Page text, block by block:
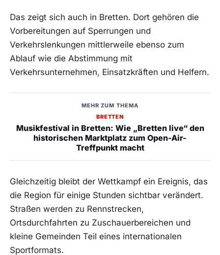
Das zeigt sich auch in Bretten. Dort gehören die
Vorbereitungen auf Sperrungen und
Verkehrslenkungen mittlerweile ebenso zum
Ablauf wie die Abstimmung mit
Verkehrsunternehmen, Einsatzkräften und Helfern.
MEHR ZUM THEMA
BRETTEN
Musikfestival in Bretten: Wie „Bretten live“ den
historischen Marktplatz zum Open-Air-
Treffpunkt macht
Gleichzeitig bleibt der Wettkampf ein Ereignis, das
die Region für einige Stunden sichtbar verändert.
Straßen werden zu Rennstrecken,
Ortsdurchfahrten zu Zuschauerbereichen und
kleine Gemeinden Teil eines internationalen
Sportformats.